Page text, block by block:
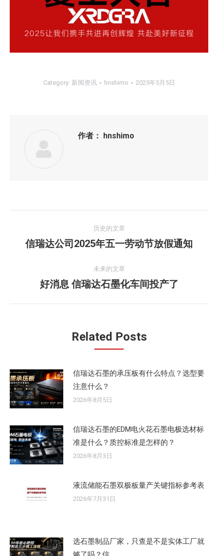
Category: 新闻资讯 hnshimo 2025年5月5日
作者： hnshimo
章
历史的文章
历
的
文
信瑞达公司2025年五一劳动节放假通知
未来的文章
未
章：
好消息 信瑞达石墨化车间投产了
Related Posts
信瑞达石墨的承压板有什么特点？选型要
注意什么？
2026年8月5日
信瑞达石墨的EDM电火花石墨电极选材标
准是什么？质控标准是怎样的？
2026年8月3日
液流储能石墨双极板量产关键指标参考表
2026年7月31日
选石墨制品厂家，只查是不是实体工厂就